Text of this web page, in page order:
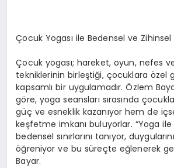
Çocuk Yogası ile Bedensel ve Zihinsel
Çocuk yogası; hareket, oyun, nefes
tekniklerinin birleştiği, çocuklara özel
kapsamlıbir uygulamadır.Özlem
göre, yoga seansları sırasında ç
güç ve esneklik kazanıyor hem de iç
keşfetme imkanıbuluyorlar. “Yoga ile
bedensel sınırlarını tanıyor, duygularını
öğreniyor ve bu süreçte eğlenerek
Bayar.